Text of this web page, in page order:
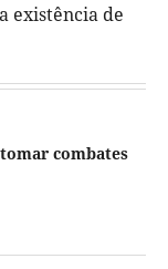
existência de
combates